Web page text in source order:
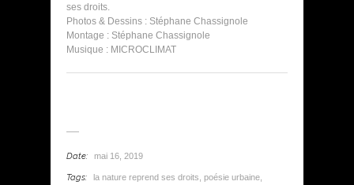
ses droits.
Photos & Dessins : Stéphane Chassignole
Montage : Stéphane Chassignole
Musique : MICROCLIMAT
Date: mai 16, 2019
Tags: la nature reprend ses droits poésie urbaine